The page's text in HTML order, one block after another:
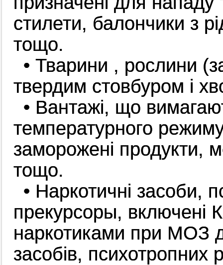
стилети, балончики з
тощо.
• Тварини , рослини
твердим стовбуром і
• Вантажi, що
температурного
заморожені продукти,
тощо.
• Наркотичні засоби,
прекурсоры, включені
наркотиками при МОЗ
засобів, психотропних